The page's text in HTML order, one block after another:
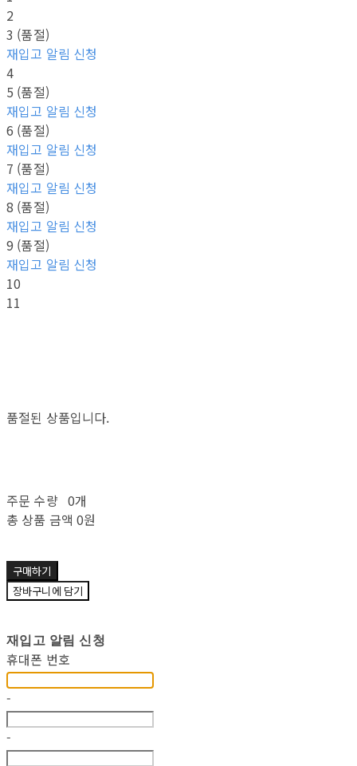
2
3 (품절)
재입고 알림 신청
4
5 (품절)
재입고 알림 신청
6 (품절)
재입고 알림 신청
7 (품절)
재입고 알림 신청
8 (품절)
재입고 알림 신청
9 (품절)
재입고 알림 신청
10
11
품절된 상품입니다.
주문 수량 0개
총 상품 금액 0원
구매하기
장바구니에 담기
재입고 알림 신청
휴대폰 번호
-
-